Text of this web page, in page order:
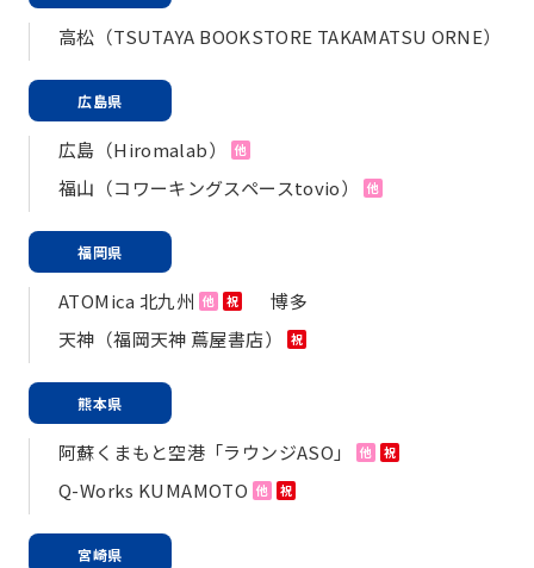
高松（TSUTAYA BOOKSTORE TAKAMATSU ORNE）
広島県
広島（Hiromalab） 他
福山（コワーキングスペースtovio） 他
福岡県
ATOMica 北九州 他 祝
博多
天神（福岡天神 蔦屋書店）
祝
熊本県
阿蘇くまもと空港「ラウンジASO」 他 祝
Q-Works KUMAMOTO 他 祝
宮崎県